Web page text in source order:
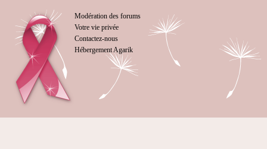
Modération des forums
Votre vie privée
Contactez-nous
Hébergement Agarik